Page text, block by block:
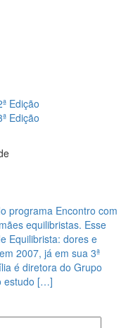
Edição
Edição
programa Encontro com
equilibristas. Esse
Equilibrista: dores e
2007, já em sua 3ª
é diretora do Grupo
estudo […]